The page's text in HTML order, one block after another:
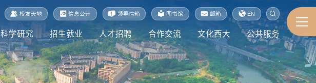
校友天地 信息公开 领导信箱 图书馆 邮箱 EN
科学研究 招生就业 人才招聘 合作交流 文化西大 公共服务